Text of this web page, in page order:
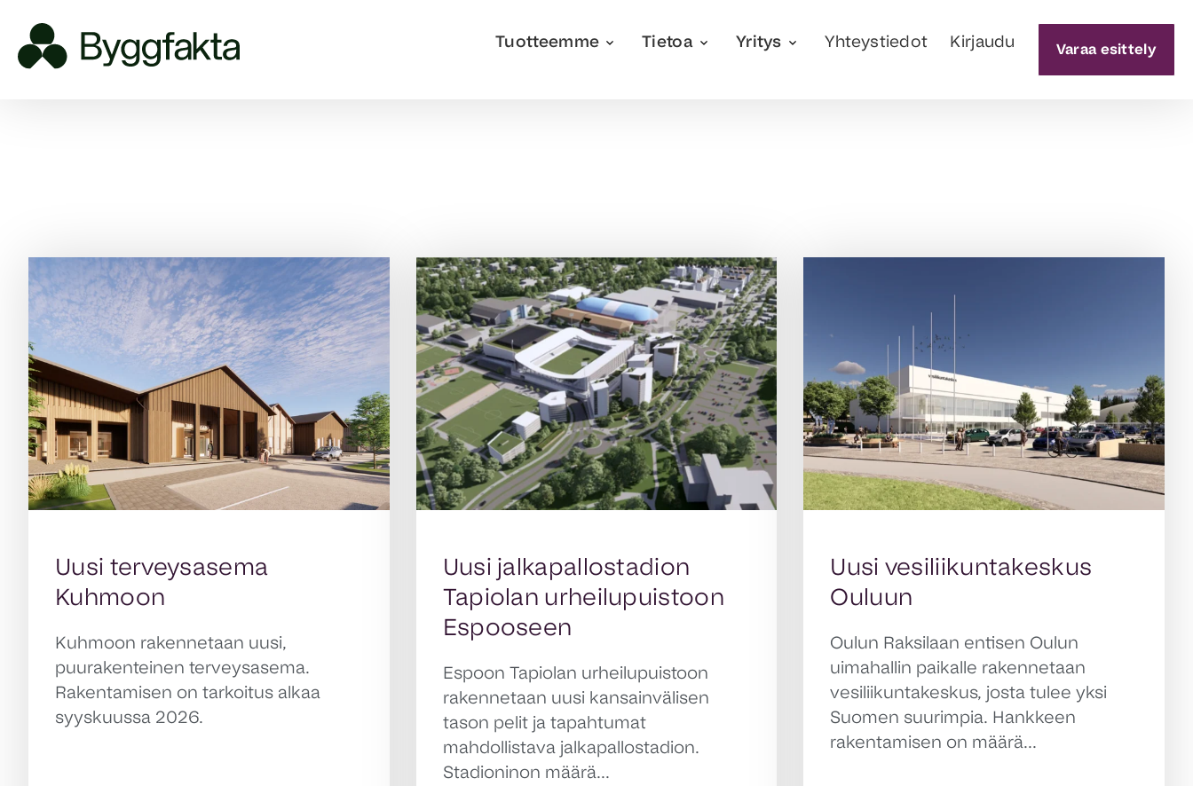
Tuotteemme Tietoa Yritys Yhteystiedot Kirjaudu Varaa esittely
Uusi terveysasema
Kuhmoon
Kuhmoon rakennetaan uusi,
puurakenteinen terveysasema.
Rakentamisen on tarkoitus alkaa
syyskuussa 2026.
Uusi jalkapallostadion
Tapiolan urheilupuistoon
Espooseen
Espoon Tapiolan urheilupuistoon
rakennetaan uusi kansainvälisen
tason pelit ja tapahtumat
mahdollistava jalkapallostadion.
Stadioninon määrä...
Uusi vesiliikuntakeskus
Ouluun
Oulun Raksilaan entisen Oulun
uimahallin paikalle rakennetaan
vesiliikuntakeskus, josta tulee yksi
Suomen suurimpia. Hankkeen
rakentamisen on määrä...